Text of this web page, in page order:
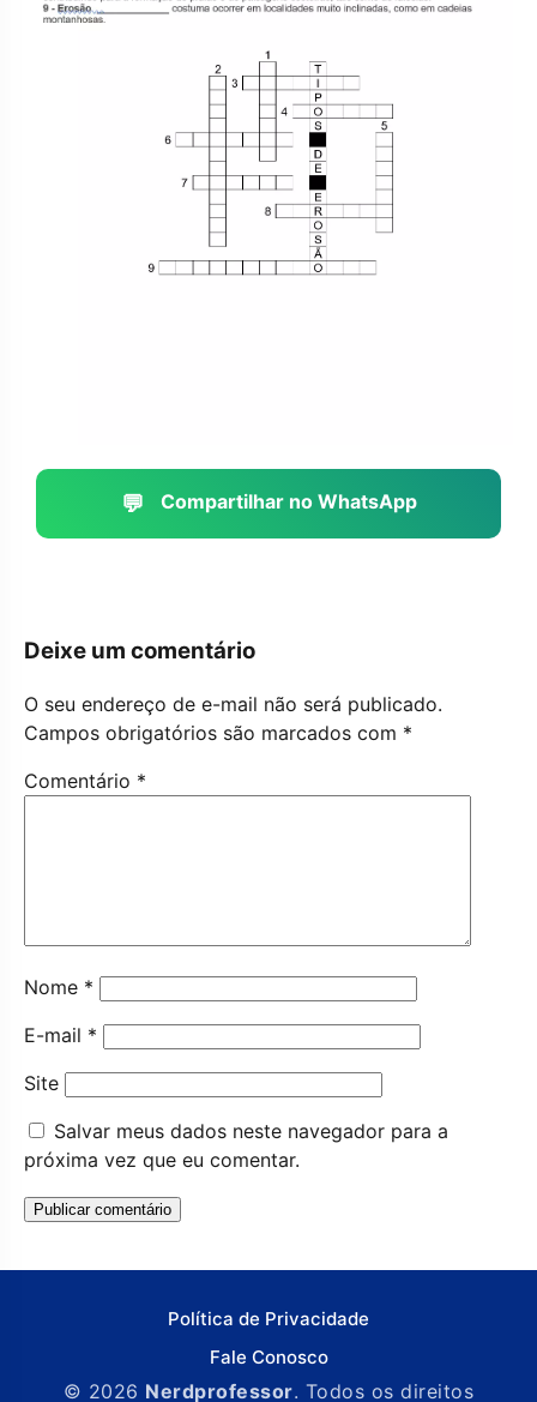
💬 Compartilhar no WhatsApp
Deixe um comentário
O seu endereço de e-mail não será publicado.
Campos obrigatórios são marcados com *
Comentário *
Nome *
E-mail *
Site
Salvar meus dados neste navegador para a
próxima vez que eu comentar.
Política de Privacidade
Fale Conosco
© 2026 Nerdprofessor. Todos os direitos